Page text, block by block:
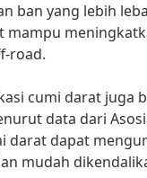
ban yang lebih
mampu
road.
cumi darat juga
data dari
darat dapat
mudah